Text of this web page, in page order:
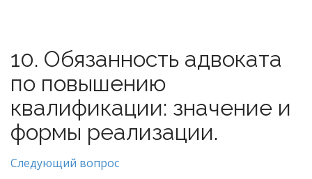
10. Обязанность адвоката
по повышению
квалификации: значение и
формы реализации.
Следующий вопрос